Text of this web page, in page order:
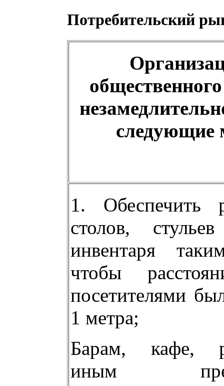
Потребительский
следующие
1. Обеспечить
столов,
инвентаря
чтобы
посетителями
1 метра;
Барам, кафе,
иным